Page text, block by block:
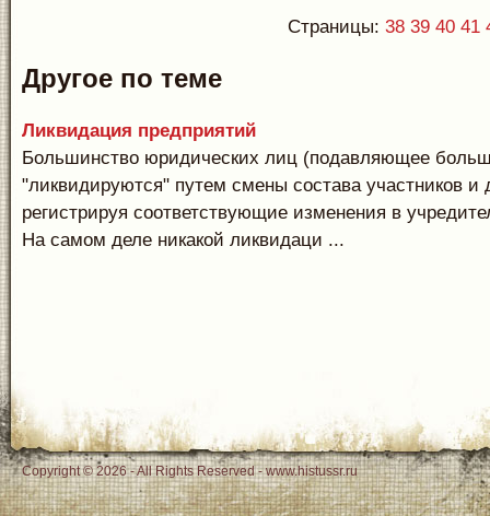
Страницы: 38 39 40 41
Другое по теме
Ликвидация предприятий
Большинство юридических лиц (подавляющее
"ликвидируются" путем смены состава участников
регистрируя соответствующие изменения в
На самом деле никакой ликвидаци ...
Copyright © 2026 - All Rights Reserved - www.histussr.ru